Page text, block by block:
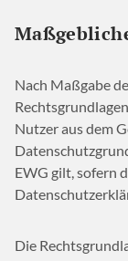
Nach Maßgabe
Nutzer aus dem
EWG gilt, sofern
Die